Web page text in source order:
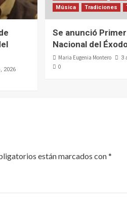
2026
Música
Tradiciones
Se anunció
Nacional del
Maria Eugenia Montero 3
0
están marcados con*